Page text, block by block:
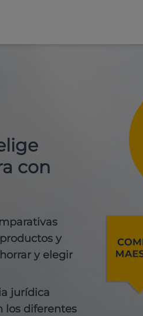
con
y
y elegir
jurídica
los diferentes